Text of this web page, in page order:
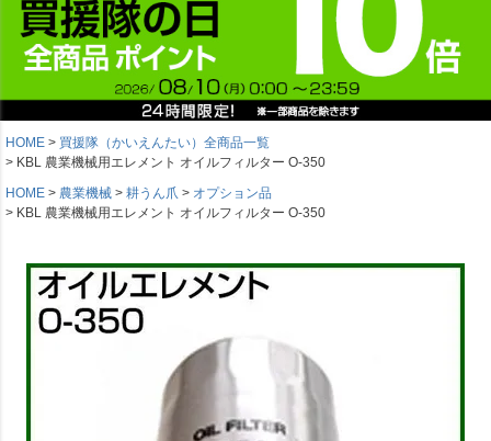
HOME
買援隊（かいえんたい）全商品一覧
KBL 農業機械用エレメント オイルフィルター O-350
HOME
農業機械 耕うん爪
オプション品
KBL 農業機械用エレメント オイルフィルター O-350